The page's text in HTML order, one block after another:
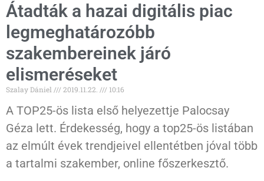
Átadták a hazai digitális piac
legmeghatározóbb
szakembereinek járó
elismeréseket
Szalay Dániel 2019.11.22. 10:16
A TOP25-ös lista első helyezettje Palocsay
Géza lett. Érdekesség, hogy a top25-ös listában
az elmúlt évek trendjeivel ellentétben jóval több
a tartalmi szakember, online főszerkesztő.